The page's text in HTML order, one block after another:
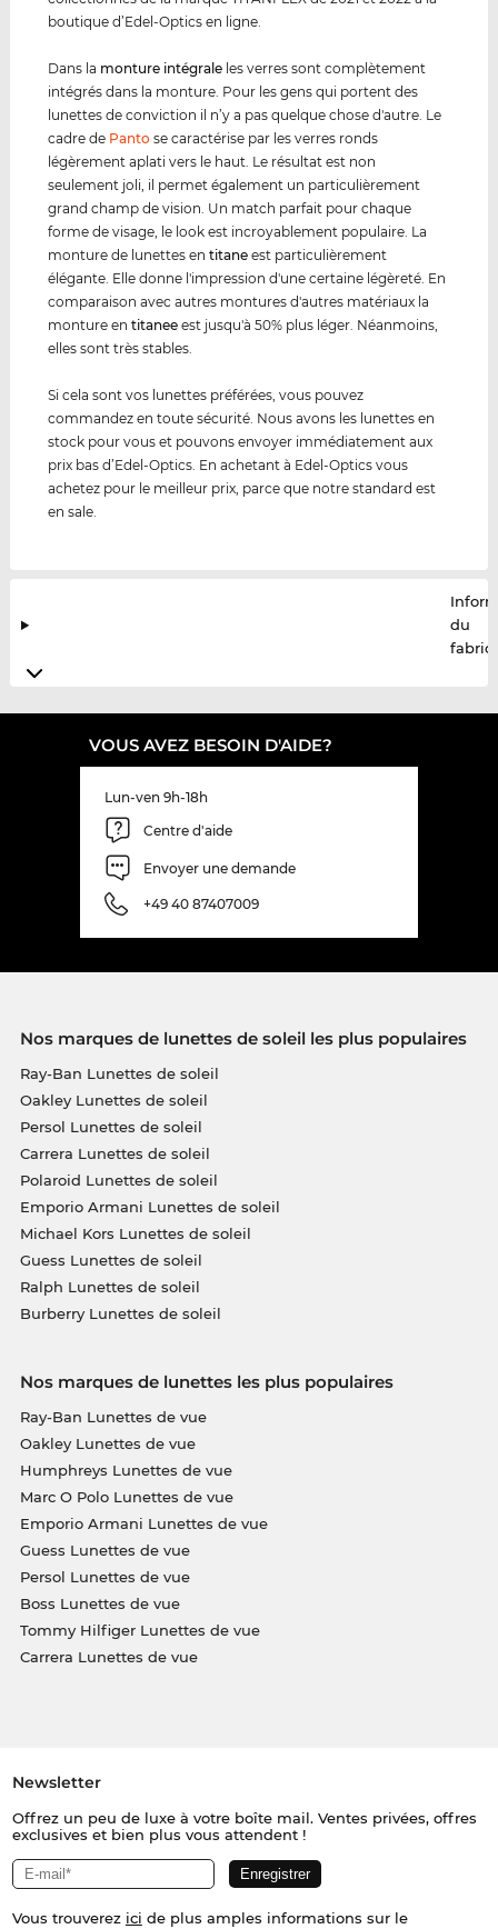
boutique d’Edel-Optics en ligne.
Dans la monture intégrale les verres sont complètement
intégrés dans la monture. Pour les gens qui portent des
lunettes de conviction il n’y a pas quelque chose d'autre. Le
cadre de Panto se caractérise par les verres ronds
légèrement aplati vers le haut. Le résultat est non
seulement joli, il permet également un particulièrement
grand champ de vision. Un match parfait pour chaque
forme de visage, le look est incroyablement populaire. La
monture de lunettes entitane est particulièrement
élégante. Elle donne l'impression d'une certaine légèreté. En
comparaison avec autres montures d'autres matériaux la
monture entitanee est jusqu'à 50% plus léger. Néanmoins,
elles sont très stables.
Si cela sont vos lunettes préférées, vous pouvez
commandez en toute sécurité. Nous avons les lunettes en
stock pour vous et pouvons envoyer immédiatement aux
prix bas d’Edel-Optics. En achetant à Edel-Optics vous
achetez pour le meilleur prix, parce que notre standard est
en sale.
du
VOUS AVEZ BESOIN D'AIDE?
Lun-ven 9h-18h
Centre d'aide
Envoyer une demande
+49 40 87407009
Nos marques de lunettes de soleil les plus populaires
Ray-Ban Lunettes de soleil
Oakley Lunettes de soleil
Persol Lunettes de soleil
Carrera Lunettes de soleil
Polaroid Lunettes de soleil
Emporio Armani Lunettes de soleil
Michael Kors Lunettes de soleil
Guess Lunettes de soleil
Ralph Lunettes de soleil
Burberry Lunettes de soleil
Nos marques de lunettes les plus populaires
Ray-Ban Lunettes de vue
Oakley Lunettes de vue
Humphreys Lunettes de vue
Marc O Polo Lunettes de vue
Emporio Armani Lunettes de vue
Guess Lunettes de vue
Persol Lunettes de vue
Boss Lunettes de vue
Tommy Hilfiger Lunettes de vue
Carrera Lunettes de vue
Newsletter
Offrez un peu de luxe à votre boîte mail. Ventes privées, offres
exclusives et bien plus vous attendent !
Vous trouverez ici de plus amples informations sur le